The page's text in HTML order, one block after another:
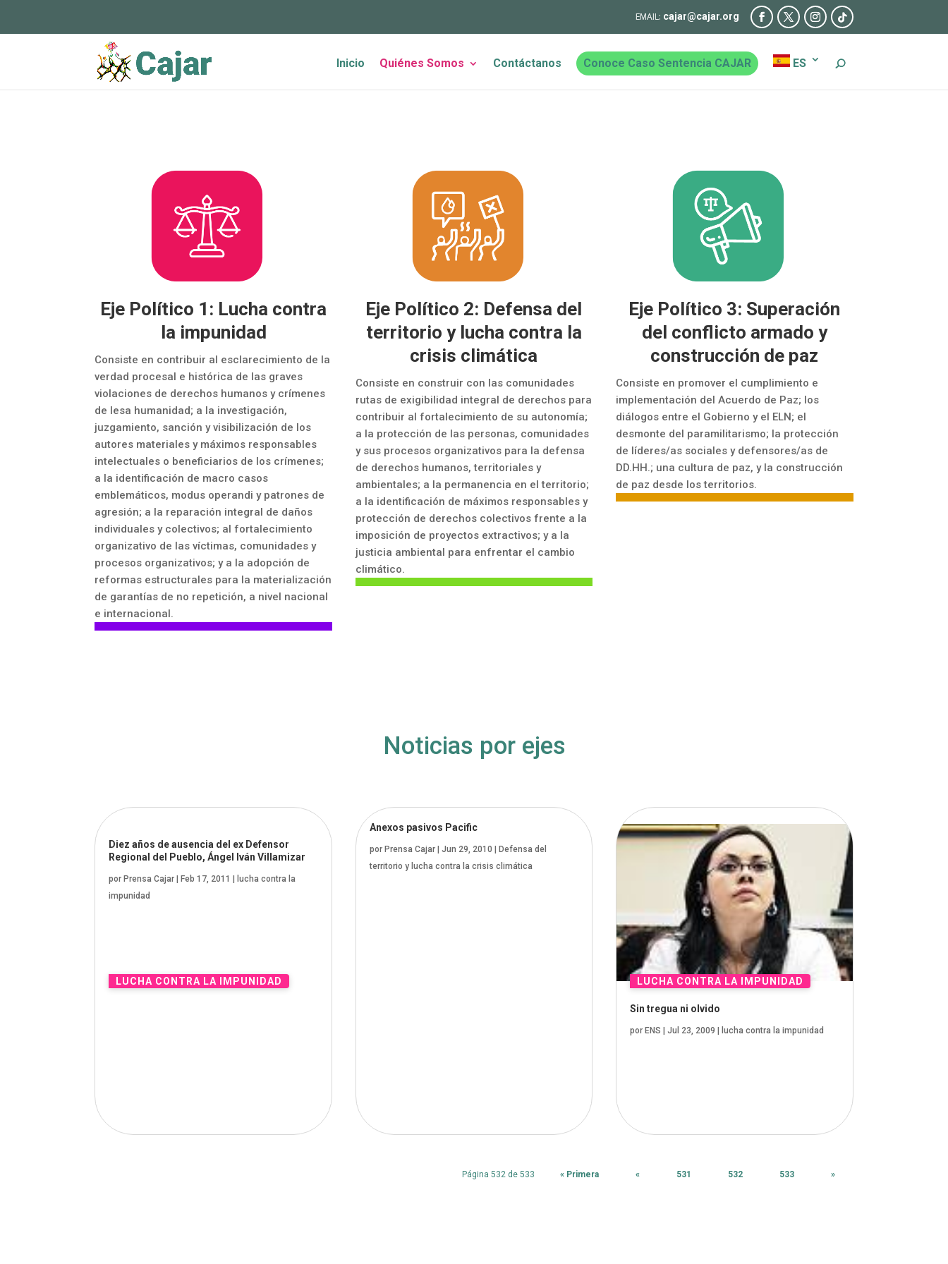
cajar@cajar.org
Inicio Quiénes Somos Contáctanos Conoce Caso Sentencia CAJAR ES
Eje Político 1: Lucha contra
la impunidad
Consiste en contribuir al esclarecimiento de la
verdad procesal e histórica de las graves
violaciones de derechos humanos y crímenes
de lesa humanidad; a la investigación,
juzgamiento, sanción y visibilización de los
autores materiales y máximos responsables
intelectuales o beneficiarios de los crímenes;
a la identificación de macro casos
emblemáticos, modus operandi y patrones de
agresión; a la reparación integral de daños
individuales y colectivos; al fortalecimiento
organizativo de las víctimas, comunidades y
procesos organizativos; y a la adopción de
reformas estructurales para la materialización
de garantías de no repetición, a nivel nacional
e internacional.
Eje Político 2: Defensa del
territorio y lucha contra la
crisis climática
Consiste en construir con las comunidades
rutas de exigibilidad integral de derechos para
contribuir al fortalecimiento de su autonomía;
a la protección de las personas, comunidades
y sus procesos organizativos para la defensa
de derechos humanos, territoriales y
ambientales; a la permanencia en el territorio;
a la identificación de máximos responsables y
protección de derechos colectivos frente a la
imposición de proyectos extractivos; y a la
justicia ambiental para enfrentar el cambio
climático.
Eje Político 3: Superación
del conflicto armado y
construcción de paz
Consiste en promover el cumplimiento e
implementación del Acuerdo de Paz; los
diálogos entre el Gobierno y el ELN; el
desmonte del paramilitarismo; la protección
de líderes/as sociales y defensores/as de
DD.HH.; una cultura de paz, y la construcción
de paz desde los territorios.
Noticias por ejes
Diez años de ausencia del ex Defensor
Regional del Pueblo, Ángel Iván Villamizar
porPrensa Cajar |Feb 17, 2011 | lucha contra la
impunidad
Anexos pasivos Pacific
por Prensa Cajar| Jun 29, 2010 | Defensa del
territorio y lucha contra la crisis climática
Sin tregua ni olvido
por ENS | Jul 23, 2009 | lucha contra la impunidad
Página 532 de 533 « Primera « 531 532 533 »